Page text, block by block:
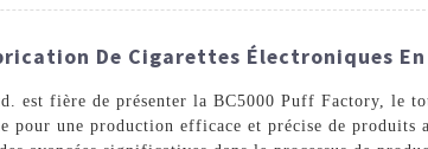
De Cigarettes Électroniques
est fière de présenter la BC5000 Puff Factory, le
pour une production efficace et précise de